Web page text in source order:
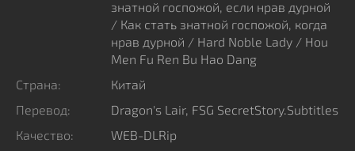
внутреннем дворе. В этих стенах он впервые
осознаёт тяжесть женского положения и понимает,
насколько непроста жизнь, которую раньше считал
знатной госпожой, если нрав дурной
/ Как стать знатной госпожой, когда
нрав дурной / Hard Noble Lady / Hou
Men Fu Ren Bu Hao Dang
Страна:
Китай
Перевод:
Dragon's Lair, FSG SecretStory.Subtitles
Качество:
WEB-DLRip